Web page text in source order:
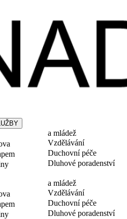
a mládež
Vzdělávání
Duchovní péče
Dluhové poradenství
a mládež
Vzdělávání
Duchovní péče
Dluhové poradenství